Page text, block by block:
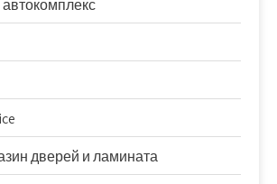
автокомплекс
дверей и ламината